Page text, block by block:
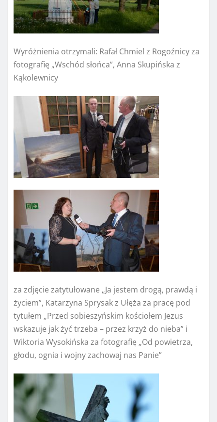
Wyróżnienia otrzymali: Rafał Chmiel z Rogoźnicy za
fotografię „Wschód słońca”, Anna Skupińska z
Kąkolewnicy
za zdjęcie zatytułowane „Ja jestem drogą, prawdą i
życiem”, Katarzyna Sprysak z Ułęża za pracę pod
tytułem „Przed sobieszyńskim kościołem Jezus
wskazuje jak żyć trzeba – przez krzyż do nieba” i
Wiktoria Wysokińska za fotografię „Od powietrza,
głodu, ognia i wojny zachowaj nas Panie”